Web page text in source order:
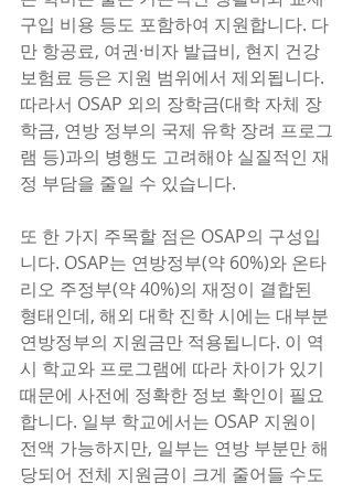
구입 비용 등도 포함하여 지원합니다. 다
만 항공료, 여권·비자 발급비, 현지 건강
보험료 등은 지원 범위에서 제외됩니다.
따라서 OSAP 외의 장학금(대학 자체 장
학금, 연방 정부의 국제 유학 장려 프로그
램 등)과의 병행도 고려해야 실질적인 재
정 부담을 줄일 수 있습니다.
또 한 가지 주목할 점은 OSAP의 구성입
니다. OSAP는 연방정부(약 60%)와 온타
리오 주정부(약 40%)의 재정이 결합된
형태인데, 해외 대학 진학 시에는 대부분
연방정부의 지원금만 적용됩니다. 이 역
시 학교와 프로그램에 따라 차이가 있기
때문에 사전에 정확한 정보 확인이 필요
합니다. 일부 학교에서는 OSAP 지원이
전액 가능하지만, 일부는 연방 부분만 해
당되어 전체 지원금이 크게 줄어들 수도